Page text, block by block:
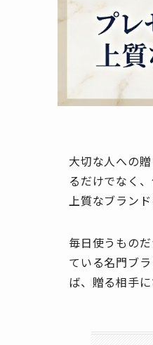
大切な人への
るだけでなく
上質なブラン
毎日使うもの
ている名門ブ
ば、贈る相手